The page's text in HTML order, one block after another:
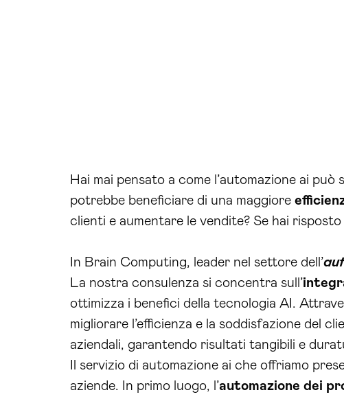
Hai mai pensato a come l’automazione ai
potrebbe beneficiare di una maggiore
clienti e aumentare le vendite? Se hai
In Brain Computing, leader nel settore dell’
La nostra consulenza si concentra sull’
ottimizza i benefici della tecnologia AI.
migliorare l’efficienza e la soddisfazione del
aziendali, garantendo risultati tangibili e
Il servizio di automazione ai che offriamo
aziende. In primo luogo, l’automazione dei